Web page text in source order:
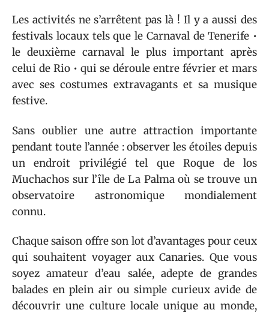
Les activités ne s’arrêtent pas là ! Il y a aussi des
festivals locaux tels que le Carnaval de Tenerife •
le deuxième carnaval le plus important après
celui de Rio • qui se déroule entre février et mars
avec ses costumes extravagants et sa musique
festive.
Sans oublier une autre attraction importante
pendant toute l’année : observer les étoiles depuis
un endroit privilégié tel que Roque de los
Muchachos sur l’île de La Palma où se trouve un
observatoire astronomique mondialement
connu.
Chaque saison offre son lot d’avantages pour ceux
qui souhaitent voyager aux Canaries. Que vous
soyez amateur d’eau salée, adepte de grandes
balades en plein air ou simple curieux avide de
découvrir une culture locale unique au monde,